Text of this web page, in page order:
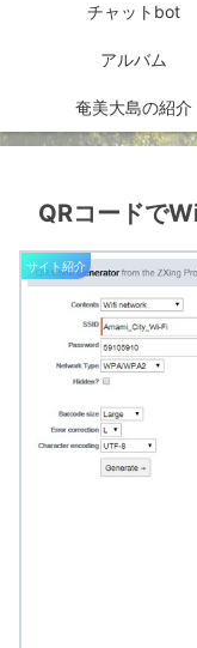
チャットbot
アルバム
奄美大島の紹介
QRコードで
サイト紹介